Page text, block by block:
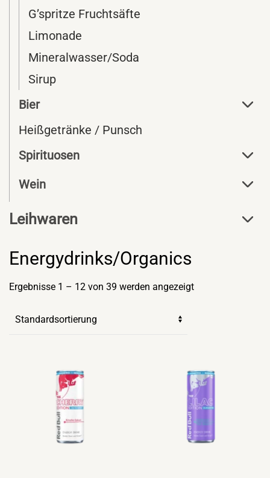
G’spritze Fruchtsäfte
Limonade
Mineralwasser/Soda
Sirup
Bier
Heißgetränke / Punsch
Spirituosen
Wein
Leihwaren
Energydrinks/Organics
Ergebnisse 1 – 12 von 39 werden angezeigt